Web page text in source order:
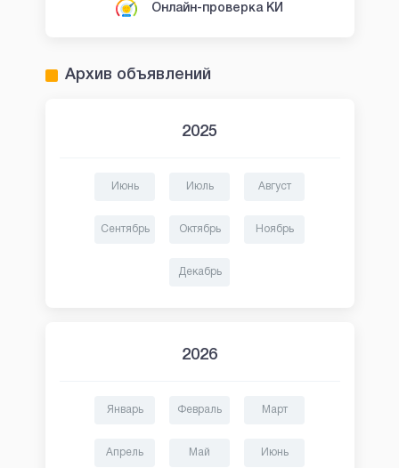
Онлайн-проверка КИ
Архив объявлений
2025
Июнь Июль Август
Сентябрь Октябрь Ноябрь
Декабрь
2026
Январь Февраль Март
Апрель Май Июнь